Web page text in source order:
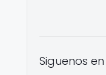
Siguenos